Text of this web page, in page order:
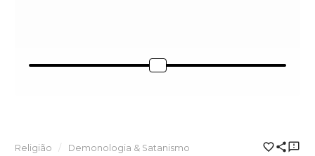
Religião Demonologia & Satanismo